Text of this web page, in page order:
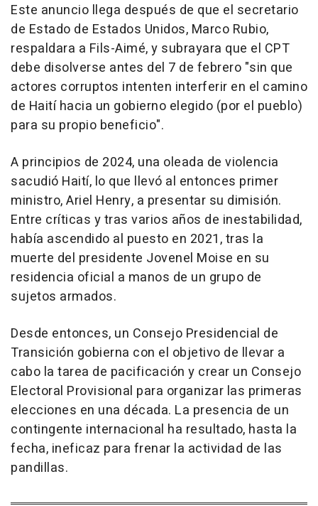
Este anuncio llega después de que el secretario
de Estado de Estados Unidos, Marco Rubio,
respaldara a Fils-Aimé, y subrayara que el CPT
debe disolverse antes del 7 de febrero "sin que
actores corruptos intenten interferir en el camino
de Haití hacia un gobierno elegido (por el pueblo)
para su propio beneficio".
A principios de 2024, una oleada de violencia
sacudió Haití, lo que llevó al entonces primer
ministro, Ariel Henry, a presentar su dimisión.
Entre críticas y tras varios años de inestabilidad,
había ascendido al puesto en 2021, tras la
muerte del presidente Jovenel Moise en su
residencia oficial a manos de un grupo de
sujetos armados.
Desde entonces, un Consejo Presidencial de
Transición gobierna con el objetivo de llevar a
cabo la tarea de pacificación y crear un Consejo
Electoral Provisional para organizar las primeras
elecciones en una década. La presencia de un
contingente internacional ha resultado, hasta la
fecha, ineficaz para frenar la actividad de las
pandillas.